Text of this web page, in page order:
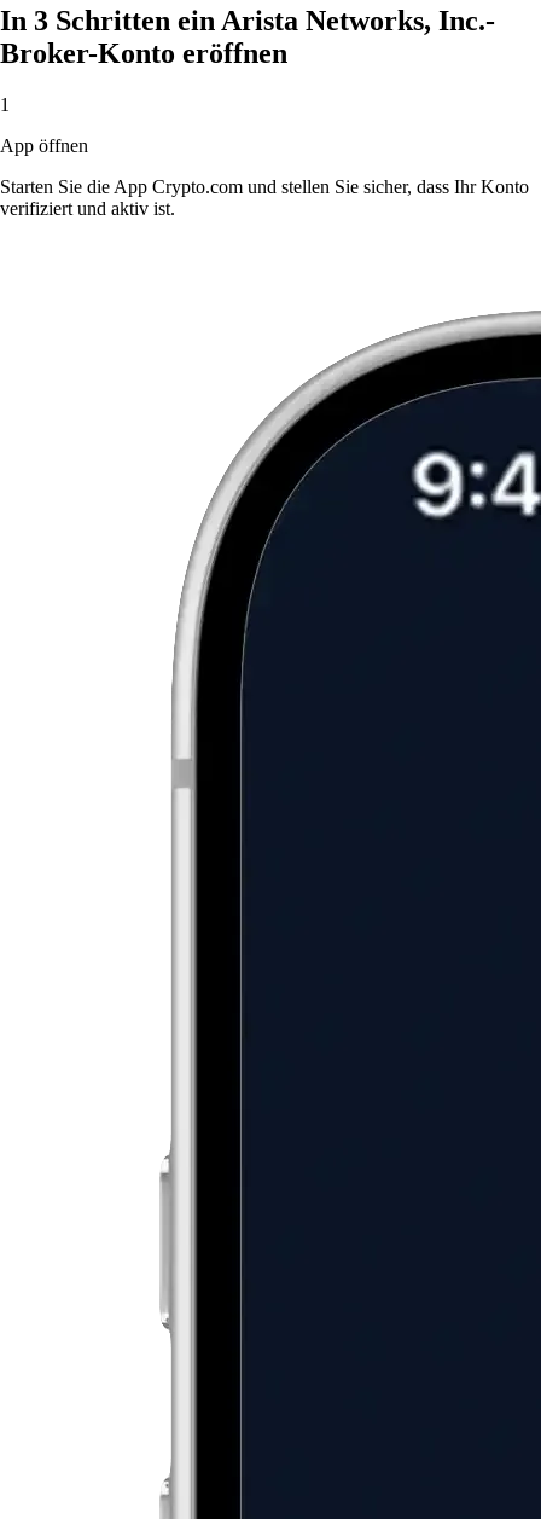
In 3 Schritten ein Arista Networks, Inc.-
Broker-Konto eröffnen
1
App öffnen
Starten Sie die App Crypto.com und stellen Sie sicher, dass Ihr Konto
verifiziert und aktiv ist.